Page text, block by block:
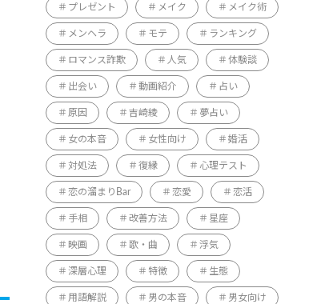
プレゼント メイク メイク術
メンヘラ モテ ランキング
ロマンス詐欺 人気 体験談
出会い 動画紹介 占い
原因 吉崎綾 夢占い
女の本音 女性向け 婚活
対処法 復縁 心理テスト
恋の溜まりBar 恋愛 恋活
手相 改善方法 星座
映画 歌・曲 浮気
深層心理 特徴 生態
用語解説 男の本音 男女向け